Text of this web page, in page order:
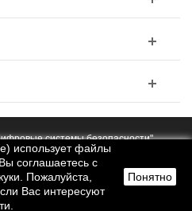
использует файлы
соглашаетесь с
Пожалуйста,
Вас интересуют
Понятно
системы безопасности"
версия